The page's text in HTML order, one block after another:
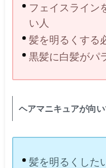
フェイスライン
い人
髪を明るくする
黒髪に白髪がパ
ヘアマニキュアが向
髪を明るくした